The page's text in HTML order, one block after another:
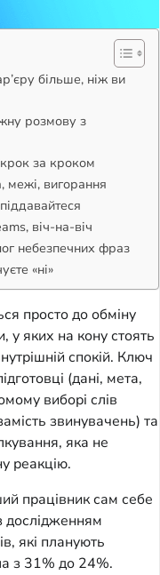
більше, ніж ви
розмову з
за кроком
межі, вигорання
віч-на-віч
небезпечних фраз
«ні»
просто до обміну
яких на кону стоять
спокій. Ключ
(дані, мета,
виборі слів
звинувачень) та
яка не
реакцію.
працівник сам себе
дослідженням
які планують
з 31% до 24%.